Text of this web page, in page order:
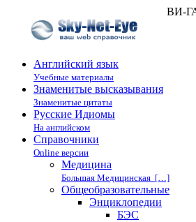
ВИ-
Английский язык
Учебные материалы
Знаменитые высказывания
Знаменитые цитаты
Русские Идиомы
На английском
Справочники
Online версии
Медицина
Большая Медицинская […]
Общеобразовательные
Энциклопедии
БЭС